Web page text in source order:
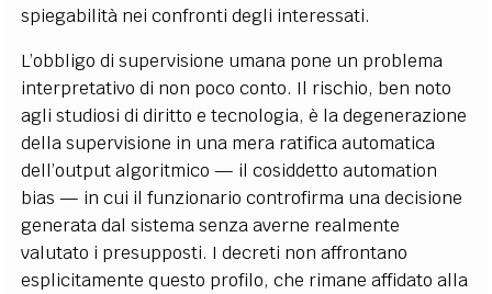
spiegabilità nei confronti degli interessati.
L’obbligo di supervisione umana pone un problema
interpretativo di non poco conto. Il rischio, ben noto
agli studiosi di diritto e tecnologia, è la degenerazione
della supervisione in una mera ratifica automatica
dell’output algoritmico — il cosiddetto automation
bias — in cui il funzionario controfirma una decisione
generata dal sistema senza averne realmente
valutato i presupposti. I decreti non affrontano
esplicitamente questo profilo, che rimane affidato alla